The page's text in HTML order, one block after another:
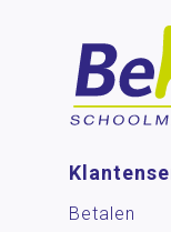
Betalen